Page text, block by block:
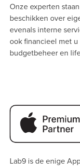
Onze experten
beschikken over
evenals interne
ook financieel met
budgetbeheer en
Lab9 is de enige